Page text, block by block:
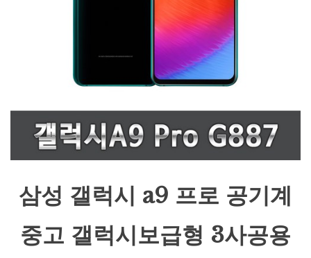
삼성 갤럭시 a9 프로 공기계
중고 갤럭시보급형 3사공용